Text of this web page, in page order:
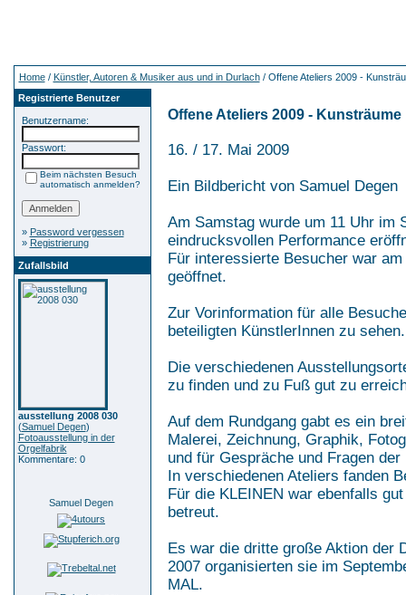
Home/ Künstler, Autoren & Musiker aus und in Durlach/ Offene Ateliers 2009 -
Registrierte Benutzer
Benutzername:
Passwort:
Beim nächsten Besuch
automatisch anmelden?
» Password vergessen
» Registrierung
Zufallsbild
ausstellung 2008 030
(Samuel Degen)
Fotoausstellung in der
Orgelfabrik
Kommentare: 0
Samuel Degen
Offene Ateliers 2009 -
16. / 17. Mai 2009
Ein Bildbericht von Samuel Degen
Am Samstag wurde um 11 Uhr im
eindrucksvollen Performance
Für interessierte Besucher war
geöffnet.
Zur Vorinformation für alle
beteiligten KünstlerInnen zu sehen.
Die verschiedenen
zu finden und zu Fuß gut zu
Auf dem Rundgang gabt es ein
Malerei, Zeichnung, Graphik,
und für Gespräche und Fragen
In verschiedenen Ateliers fanden
Für die KLEINEN war ebenfalls
betreut.
Es war die dritte große Aktion der
2007 organisierten sie im
MAL.